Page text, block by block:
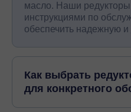
масло. Наши редукторы
инструкциями по
обеспечить надежную и
Как выбрать
для конкретного